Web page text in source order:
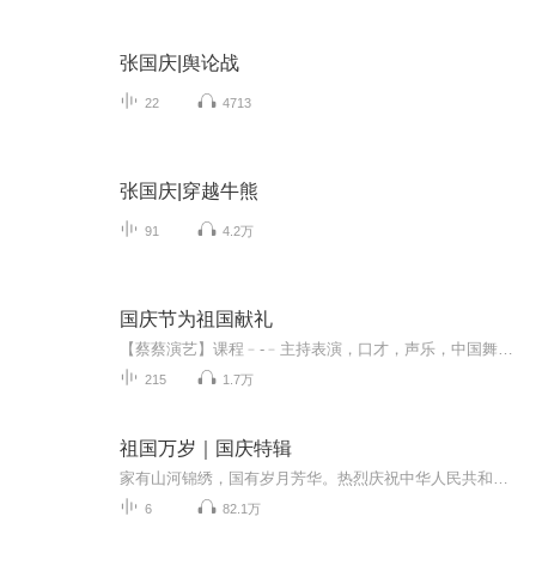
张国庆|舆论战
22 4713
张国庆|穿越牛熊
91 4.2万
国庆节为祖国献礼
215 1.7万
祖国万岁｜国庆特辑
6 82.1万